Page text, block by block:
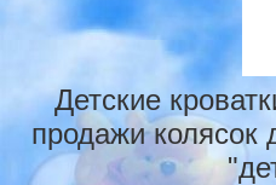
Детские
продажи колясок